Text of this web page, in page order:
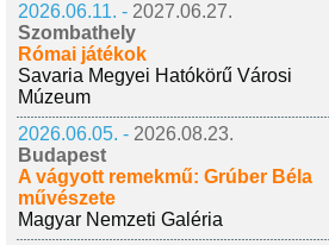
2026.06.11. - 2027.06.27.
Szombathely
Római játékok
Savaria Megyei Hatókörű Városi
Múzeum
2026.06.05. - 2026.08.23.
Budapest
A vágyott remekmű: Grúber Béla
művészete
Magyar Nemzeti Galéria